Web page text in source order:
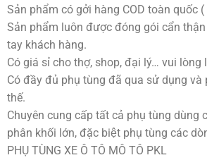
Sản phẩm có gởi hàng COD toàn quốc
Sản phẩm luôn được đóng gói cẩn
tay khách hàng.
Có giá sỉ cho thợ, shop, đại lý… vui lòng
Có đầy đủ phụ tùng đã qua sử dụng và
thế.
Chuyên cung cấp tất cả phụ tùng dùng
phân khối lớn, đặc biệt phụ tùng các
PHỤ TÙNG XE Ô TÔ MÔ TÔ PKL